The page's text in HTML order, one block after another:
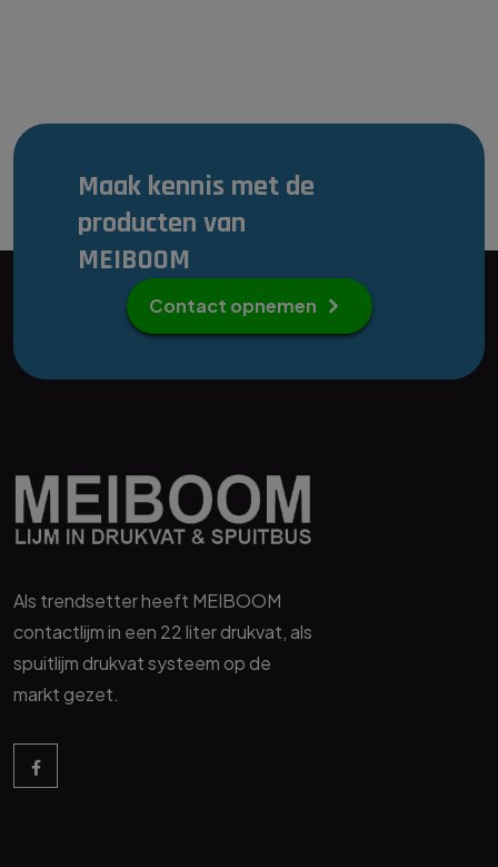
Maak kennis met de
producten van
MEIBOOM
Contact opnemen
Als trendsetter heeft MEIBOOM
contactlijm in een 22 liter drukvat, als
spuitlijm drukvat systeem op de
markt gezet.